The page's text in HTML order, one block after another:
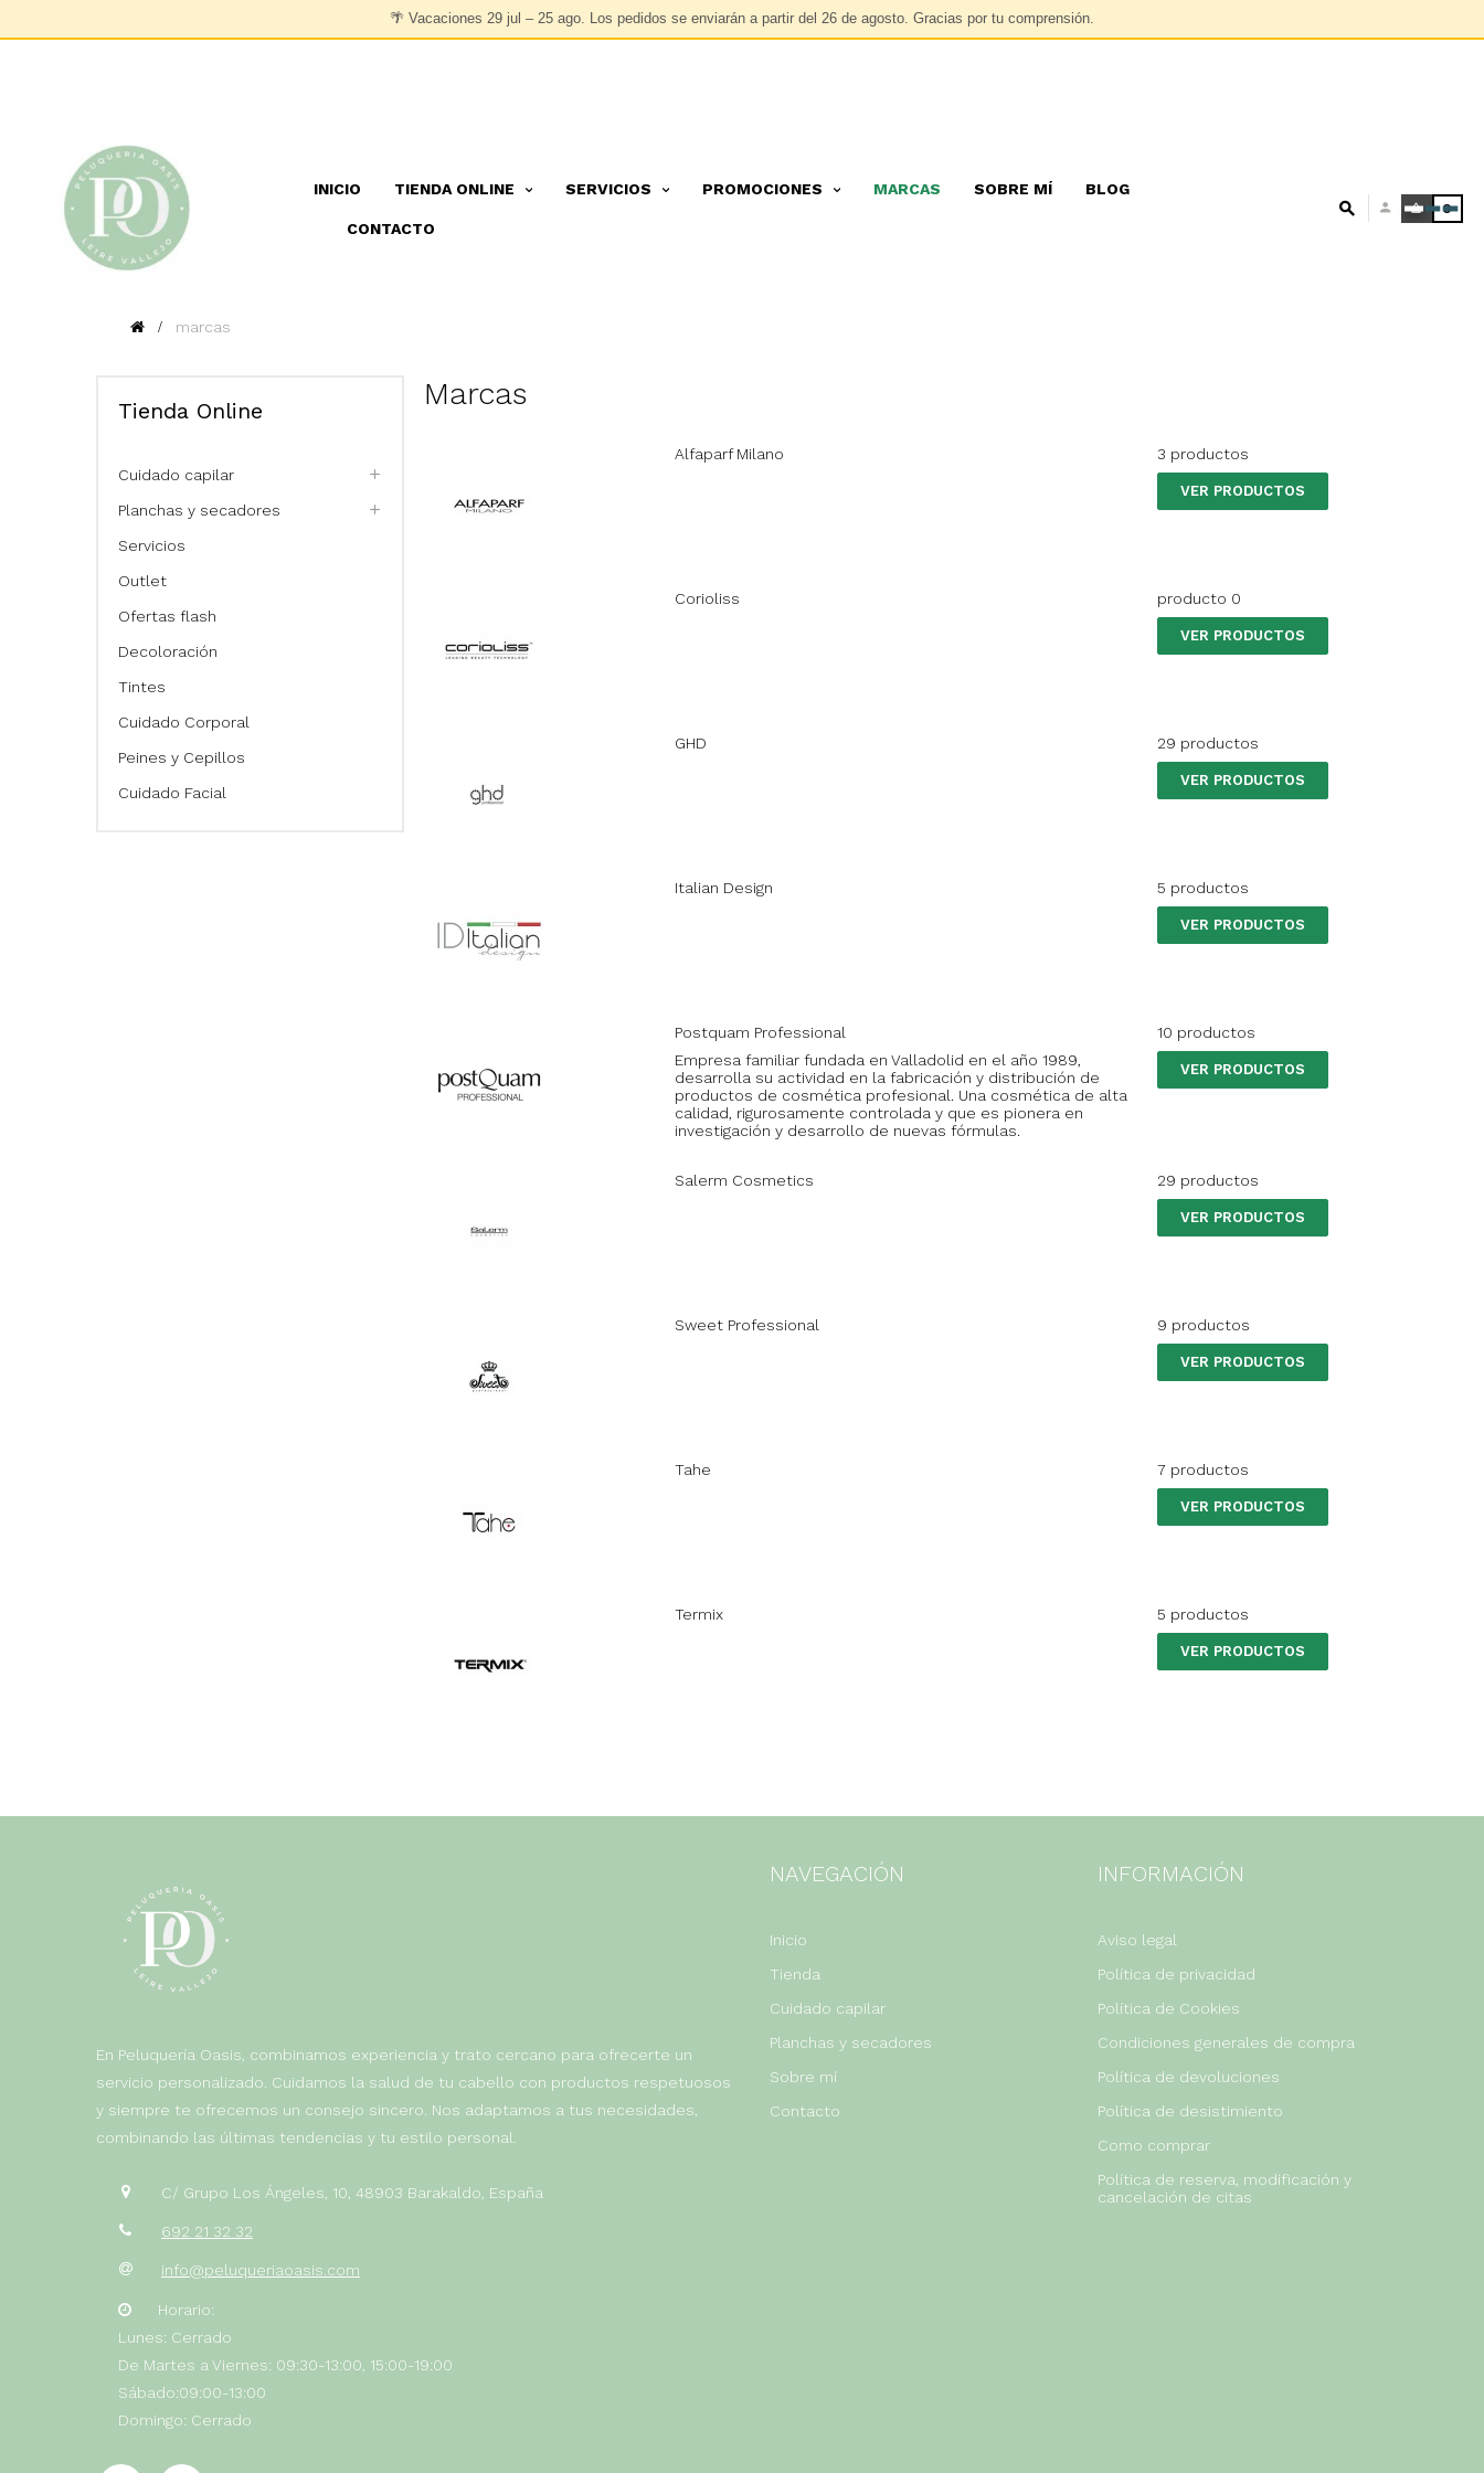
🌴 Vacaciones 29 jul – 25 ago. Los pedidos se enviarán a partir del 26 de agosto. Gracias por tu comprensión.
INICIO TIENDA ONLINE SERVICIOS PROMOCIONES MARCAS SOBRE MÍ BLOG
CONTACTO
0
marcas
Tienda Online
Cuidado capilar
Planchas y secadores
Servicios
Outlet
Ofertas flash
Decoloración
Tintes
Cuidado Corporal
Peines y Cepillos
Cuidado Facial
Marcas
Alfaparf Milano 3 productos
VER PRODUCTOS
Corioliss producto 0
VER PRODUCTOS
GHD 29 productos
VER PRODUCTOS
Italian Design 5 productos
VER PRODUCTOS
Postquam Professional
Empresa familiar fundada en Valladolid en el año 1989,
desarrolla su actividad en la fabricación y distribución de
productos de cosmética profesional. Una cosmética de alta
calidad, rigurosamente controlada y que es pionera en
investigación y desarrollo de nuevas fórmulas.
10 productos
VER PRODUCTOS
Salerm Cosmetics 29 productos
VER PRODUCTOS
Sweet Professional 9 productos
VER PRODUCTOS
Tahe 7 productos
VER PRODUCTOS
Termix 5 productos
VER PRODUCTOS
En Peluquería Oasis, combinamos experiencia y trato cercano para ofrecerte un
servicio personalizado. Cuidamos la salud de tu cabello con productos respetuosos
y siempre te ofrecemos un consejo sincero. Nos adaptamos a tus necesidades,
combinando las últimas tendencias y tu estilo personal.
C/ Grupo Los Ángeles, 10, 48903 Barakaldo, España
692 21 32 32
info@peluqueriaoasis.com
Horario:
Lunes: Cerrado
De Martes a Viernes: 09:30-13:00, 15:00-19:00
Sábado:09:00-13:00
Domingo: Cerrado
NAVEGACIÓN
Inicio
Tienda
Cuidado capilar
Planchas y secadores
Sobre mí
Contacto
INFORMACIÓN
Aviso legal
Política de privacidad
Política de Cookies
Condiciones generales de compra
Política de devoluciones
Política de desistimiento
Como comprar
Política de reserva, modificación y
cancelación de citas